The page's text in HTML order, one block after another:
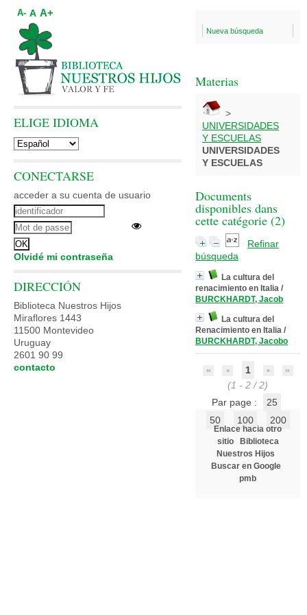
Nueva búsqueda
Materias
>
UNIVERSIDADES
Y ESCUELAS
UNIVERSIDADES
Y ESCUELAS
Documents
disponibles dans
cette catégorie (2)
Refinar
búsqueda
La cultura del
renacimiento en Italia /
BURCKHARDT, Jacob
La cultura del
Renacimiento en Italia /
BURCKHARDT, Jacobo
1
(1 - 2 / 2)
Par page :
25
50
100 200
Enlace hacia otro
sitio
Biblioteca
Nuestros Hijos
Buscar en Google
pmb
A- A A+
ELIGE IDIOMA
CONECTARSE
acceder a su cuenta de usuario
Olvidé mi contraseña
DIRECCIÓN
Biblioteca Nuestros Hijos
Miraflores 1443
11500 Montevideo
Uruguay
2601 90 99
contacto